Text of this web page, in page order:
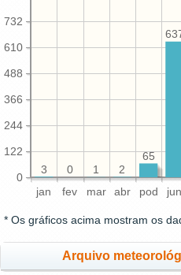
jan fev mar abr pod jun
0
122
244
366
488
610
732
65
2
1
0
3
* Os gráficos acima mostram os
Arquivo